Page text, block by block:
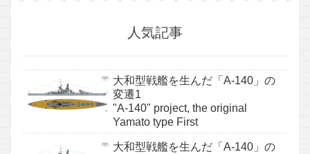
人気記事
大和型戦艦を生んだ「A-140」の
変遷1
"A-140" project, the original
Yamato type First
大和型戦艦を生んだ「A-140」の